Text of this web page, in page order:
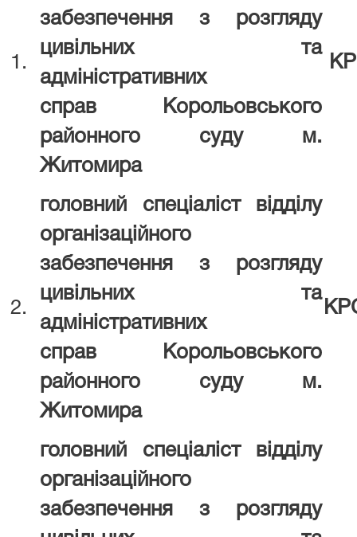
1.
забезпечення з розгляду
цивільних та
адміністративних
справ
Корольовського
районного суду
м.
Житомира
2.
головний спеціаліст відділу
організаційного
забезпечення з розгляду
цивільних та
адміністративних
справ
Корольовського
районного суду
м.
Житомира
головний спеціаліст відділу
організаційного
забезпечення з розгляду